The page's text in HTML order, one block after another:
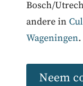
Bosch/
andere in
Wageningen.
Neem